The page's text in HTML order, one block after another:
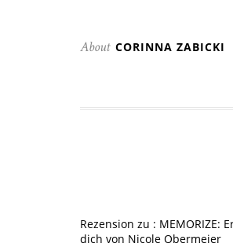
About CORINNA ZABICKI
Rezension zu : MEMORIZE:
dich von Nicole Obermeier